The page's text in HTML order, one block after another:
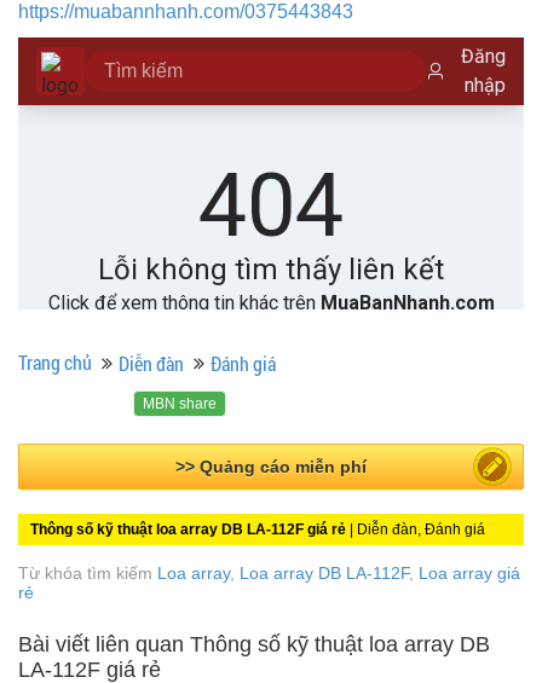
https://muabannhanh.com/0375443843
Trang chủ Diễn đàn Đánh giá
MBN share
>> Bài PR miễn phí
Thông số kỹ thuật loa array DB LA-112F giá rẻ | Diễn đàn, Đánh giá
Từ khóa tìm kiếm Loa array, Loa array DB LA-112F, Loa array giá
rẻ
Bài viết liên quan Thông số kỹ thuật loa array DB
LA-112F giá rẻ